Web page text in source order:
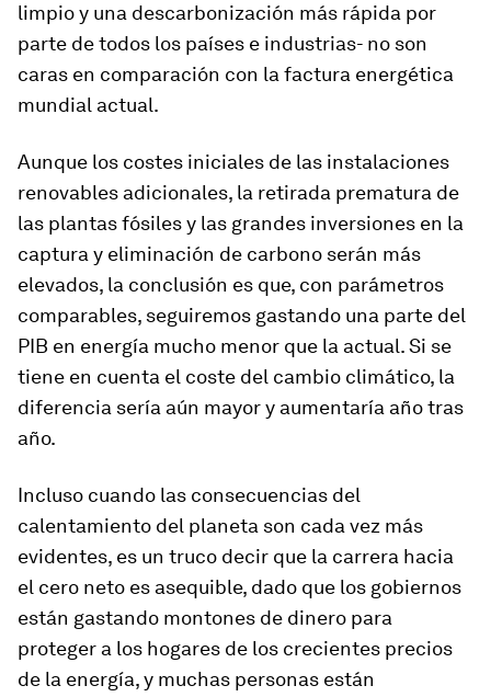
limpio y una descarbonización más rápida por
parte de todos los países e industrias- no son
caras en comparación con la factura energética
mundial actual.
Aunque los costes iniciales de las instalaciones
renovables adicionales, la retirada prematura de
las plantas fósiles y las grandes inversiones en la
captura y eliminación de carbono serán más
elevados, la conclusión es que, con parámetros
comparables, seguiremos gastando una parte del
PIB en energía mucho menor que la actual. Si se
tiene en cuenta el coste del cambio climático, la
diferencia sería aún mayor y aumentaría año tras
año.
Incluso cuando las consecuencias del
calentamiento del planeta son cada vez más
evidentes, es un truco decir que la carrera hacia
el cero neto es asequible, dado que los gobiernos
están gastando montones de dinero para
proteger a los hogares de los crecientes precios
de la energía, y muchas personas están